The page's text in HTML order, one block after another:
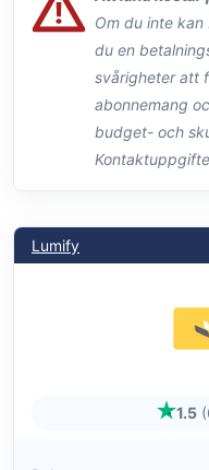
Om du inte
du en
svårigheter att
abonnemang
budget- och
Lumify
1.5